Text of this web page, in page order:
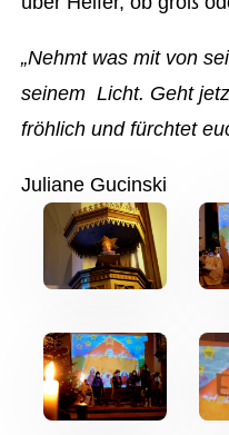
„Nehmt was mit von
seinem Licht. Geht
fröhlich und fürchtet
Juliane Gucinski